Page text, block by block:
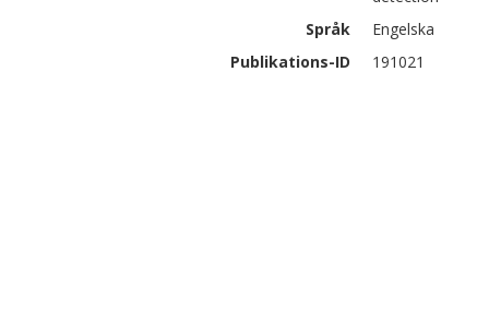
Språk
Engelska
Publikations-ID
191021